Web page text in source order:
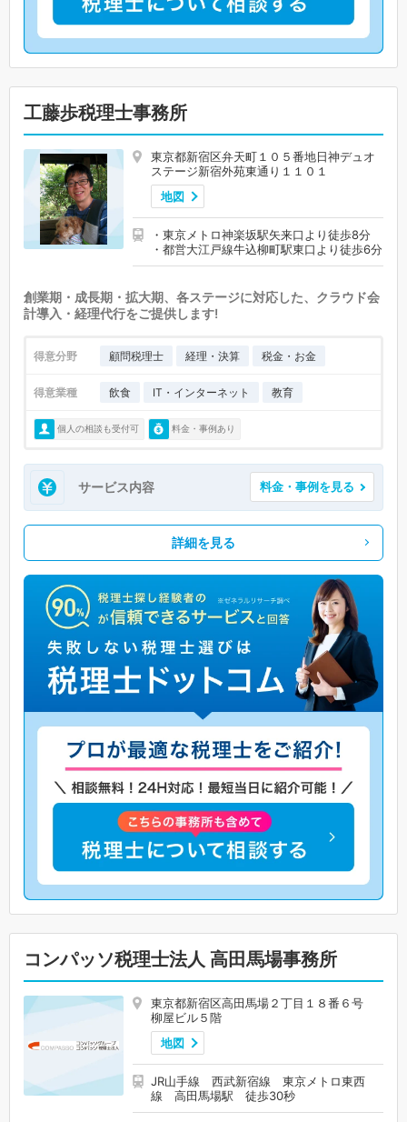
工藤歩税理士事務所
東京都新宿区弁天町１０５番地日神デュオ
ステージ新宿外苑東通り１１０１
地図
・東京メトロ神楽坂駅矢来口より徒歩8分
・都営大江戸線牛込柳町駅東口より徒歩6分
創業期・成長期・拡大期、各ステージに対応した、クラウド会
計導入・経理代行をご提供します!
得意分野 顧問税理士 経理・決算 税金・お金
得意業種 飲食 IT・インターネット 教育
個人の相談も受付可 料金・事例あり
サービス内容 料金・事例を見る
詳細を見る
コンパッソ税理士法人 高田馬場事務所
東京都新宿区高田馬場２丁目１８番６号
柳屋ビル５階
地図
JR山手線 西武新宿線 東京メトロ東西
線 高田馬場駅 徒歩30秒